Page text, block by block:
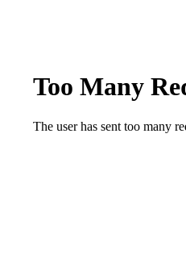
- Behandlung mit
und Eier für